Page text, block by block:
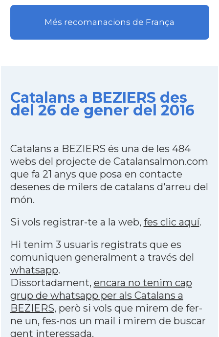
Més recomanacions de França
Catalans a BEZIERS des
del 26 de gener del 2016
Catalans a BEZIERS és una de les 484
webs del projecte de Catalansalmon.com
que fa 21 anys que posa en contacte
desenes de milers de catalans d'arreu del
món.
Si vols registrar-te a la web, fes clic aquí.
Hi tenim 3 usuaris registrats que es
comuniquen generalment a través del
whatsapp.
Dissortadament, encara no tenim cap
grup de whatsapp per als Catalans a
BEZIERS, però si vols que mirem de fer-
ne un, fes-nos un mail i mirem de buscar
gent interessada.